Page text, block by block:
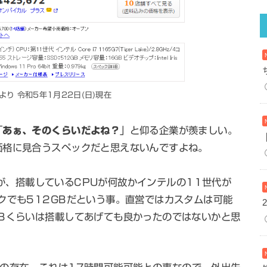
り 令和5年1月22日(日)現在
あぁ、そのくらいだよね？
」と仰る企業が羨ましい。
に見合うスペックだと思えないんですよね。
搭載しているCPUが何故かインテルの11世代が
でも512GBだという事。直営ではカスタムは可能
らいは搭載してあげても良かったのではないかと思